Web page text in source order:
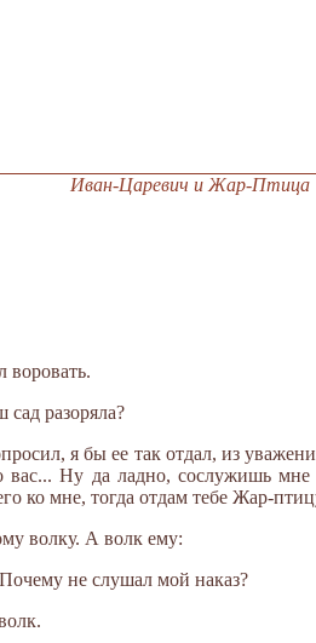
Иван-Царевич и Жар-Птица
разоряла?
я бы ее так отдал, из
Ну да ладно, сослужишь мне
ко мне, тогда отдам тебе Жар-
волку. А волк ему:
не слушал мой наказ?